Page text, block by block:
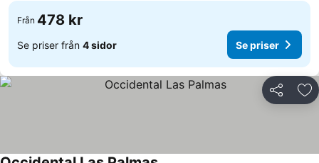
Från 478 kr
Se priser från 4 sidor Se priser
Dela